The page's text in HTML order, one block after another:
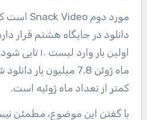
دانلود در جایگاه هشتم قرار
اولین بار
کمتر از تعداد ماه ژوئیه است.
با گفتن این موضوع، مطمئن